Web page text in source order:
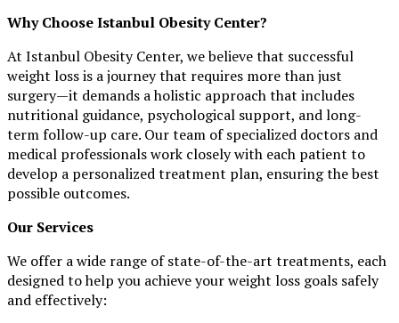
Why Choose Istanbul Obesity Center?
At Istanbul Obesity Center, we believe that successful
weight loss is a journey that requires more than just
surgery—it demands a holistic approach that includes
nutritional guidance, psychological support, and long-
term follow-up care. Our team of specialized doctors and
medical professionals work closely with each patient to
develop a personalized treatment plan, ensuring the best
possible outcomes.
Our Services
We offer a wide range of state-of-the-art treatments, each
designed to help you achieve your weight loss goals safely
and effectively: